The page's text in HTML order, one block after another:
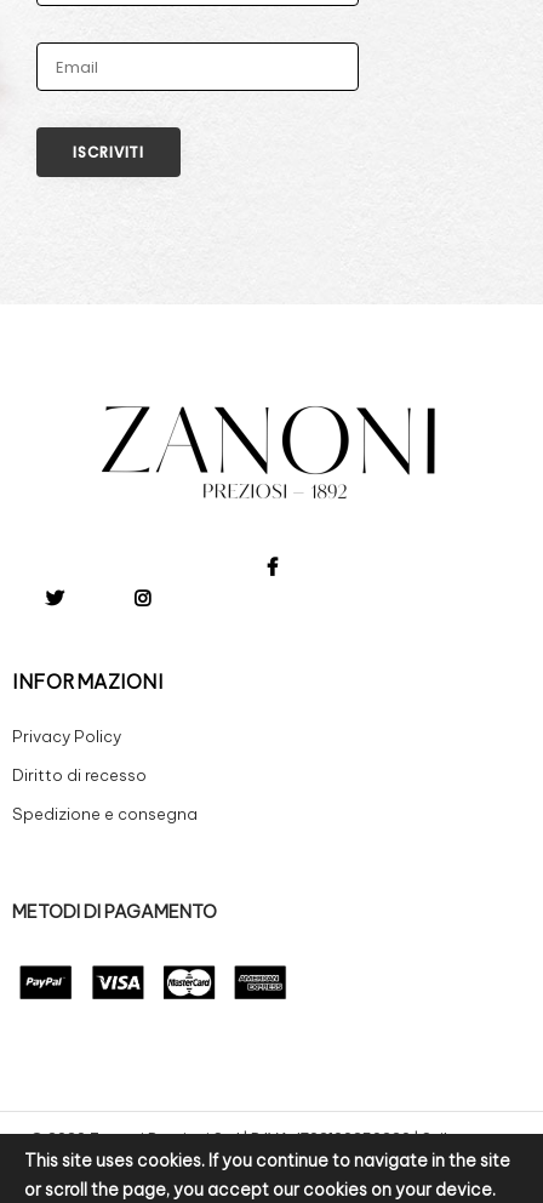
INFORMAZIONI
Privacy Policy
Diritto di recesso
Spedizione e consegna
METODI DI PAGAMENTO
© 2020 Zanoni Preziosi S.r.l | P.IVA: IT02100250220 | Sviluppo e-
commerce by bitpurple
This site uses cookies. If you continue to navigate in the site
or scroll the page, you accept our cookies on your device.